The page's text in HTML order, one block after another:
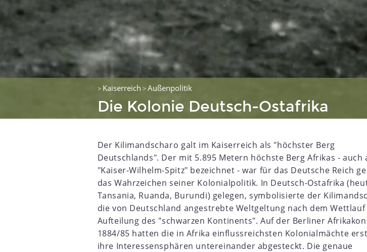
> Kaiserreich >Außenpolitik
Die Kolonie Deutsch-Ostafrika
Der Kilimandscharo galt im Kaiserreich als "höchster Berg
Deutschlands". Der mit 5.895 Metern höchste Berg Afrikas - auch
"Kaiser-Wilhelm-Spitz" bezeichnet - war für das Deutsche Reich
das Wahrzeichen seiner Kolonialpolitik. In Deutsch-Ostafrika
Tansania, Ruanda, Burundi) gelegen, symbolisierte der
die von Deutschland angestrebte Weltgeltung nach dem
Aufteilung des "schwarzen Kontinents". Auf der Berliner
1884/85 hatten die in Afrika einflussreichsten Kolonialmächte
ihre Interessensphären untereinander abgesteckt. Die genaue
1859 1860 1861 1862 1863 1864 1865 1866 1867 1868